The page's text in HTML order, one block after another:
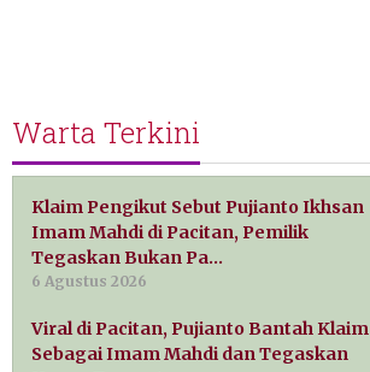
Warta Terkini
Klaim Pengikut Sebut Pujianto Ikhsan
Imam Mahdi di Pacitan, Pemilik
Tegaskan Bukan Pa…
6 Agustus 2026
Viral di Pacitan, Pujianto Bantah Klaim
Sebagai Imam Mahdi dan Tegaskan